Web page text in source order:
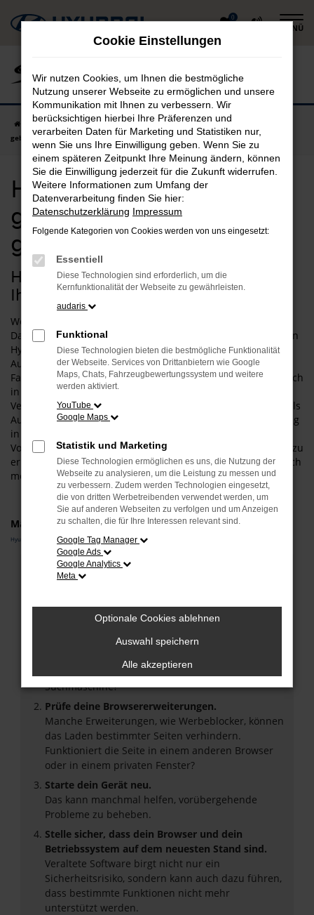
Zum
Hauptinhalt
0
MENÜ
Startseite Dachau Hyundai Hyundai IONIQ 5
gebraucht in Dachau günstig kaufen
Hyundai IONIQ 5
gebraucht in Dachau
günstig kaufen
Hyundai IONIQ 5 Gebrauchtwagen –
Ihr sicherer Autokauf für Dachau
Wenn Sie in einem sicheren und zuverlässigen Fahrzeug in
Dachau unterwegs sein möchten, empfehlen wir Ihnen einen
Hyundai IONIQ 5 Gebrauchtwagen. Der Grund für unsere
Auswahl liegt vor allem in der hohen Qualität dieses
Fahrzeugs. Sowohl in der aktuellen Modellgeneration als auch
in älteren Auflagen punktet dieses Fahrzeug mit 1a-
Verarbeitung und einer überaus fortschrittlichen Technik. Als
Autohändler mit viel Erfahrung und einer tiefen Verankerung
in Dachau und Umgebung sind wir gerne bereit, Ihnen die
Vorzüge unserer Hyundai IONIQ 5 Gebrauchtwagen vor Ort zu
erläutern. Wir lassen Sie einsteigen und halten oftmals gleich
mehrere Modelle für Sie auf Lager.
Marken
Hyundai
Fehler: Network Error
Hier sind ein paar Tipps, die dir helfen können:
Überprüfe deine Firewall und deine
Laden andere Webseiten, zum Beispiel deine
Suchmaschine?
Prüfe deine Browsererweiterungen.
Manche Erweiterungen, wie Werbeblocker, können
das Laden bestimmter Seiten verhindern.
Funktioniert die Seite in einem anderen Browser
oder in einem privaten Fenster?
Starte dein Gerät neu.
Das kann manchmal helfen, vorübergehende
Probleme zu beheben.
Stelle sicher, dass dein Browser und dein
Betriebssystem auf dem neuesten Stand sind.
Veraltete Software birgt nicht nur ein
Sicherheitsrisiko, sondern kann auch dazu führen,
dass bestimmte Funktionen nicht mehr
unterstützt werden.
Cookie Einstellungen
Wir nutzen Cookies, um Ihnen die bestmögliche
Nutzung unserer Webseite zu ermöglichen und unsere
Kommunikation mit Ihnen zu verbessern. Wir
berücksichtigen hierbei Ihre Präferenzen und
verarbeiten Daten für Marketing und Statistiken nur,
wenn Sie uns Ihre Einwilligung geben. Wenn Sie zu
einem späteren Zeitpunkt Ihre Meinung ändern, können
Sie die Einwilligung jederzeit für die Zukunft widerrufen.
Weitere Informationen zum Umfang der
Datenverarbeitung finden Sie hier:
Datenschutzerklärung Impressum
Folgende Kategorien von Cookies werden von uns eingesetzt:
Essentiell
Diese Technologien sind erforderlich, um die
Kernfunktionalität der Webseite zu gewährleisten.
audaris
Funktional
Diese Technologien bieten die bestmögliche Funktionalität
der Webseite. Services von Drittanbietern wie Google
Maps, Chats, Fahrzeugbewertungssystem und weitere
werden aktiviert.
YouTube
Google Maps
Statistik und Marketing
Diese Technologien ermöglichen es uns, die Nutzung der
Webseite zu analysieren, um die Leistung zu messen und
zu verbessern. Zudem werden Technologien eingesetzt,
die von dritten Werbetreibenden verwendet werden, um
Sie auf anderen Webseiten zu verfolgen und um Anzeigen
zu schalten, die für Ihre Interessen relevant sind.
Google Tag Manager
Google Ads
Google Analytics
Meta
Optionale Cookies ablehnen
Auswahl speichern
Alle akzeptieren